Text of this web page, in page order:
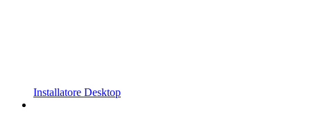
Installatore Desktop